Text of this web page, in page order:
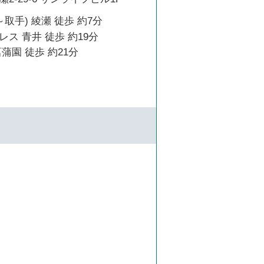
取手) 綾瀬 徒歩 約7分
ス 青井 徒歩 約19分
園 徒歩 約21分